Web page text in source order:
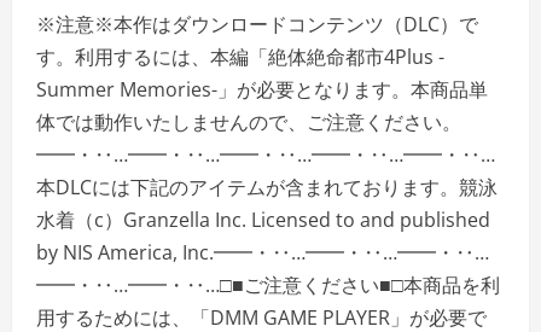
ご
覧
く
だ
さ
※注意※本作はダウンロードコンテンツ（DLC）で
す。利用するには、本編「絶体絶命都市4Plus -
Summer Memories-」が必要となります。本商品単
体では動作いたしませんので、ご注意ください。
━━・‥…━━・‥…━━・‥…━━・‥…━━・‥…
本DLCには下記のアイテムが含まれております。競泳
水着（c）Granzella Inc. Licensed to and published
by NIS America, Inc.━━・‥…━━・‥…━━・‥…
━━・‥…━━・‥…□■ご注意ください■□本商品を利
用するためには、「DMM GAME PLAYER」が必要で